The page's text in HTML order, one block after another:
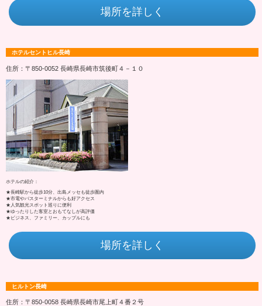
場所を詳しく
ホテルセントヒル長崎
住所：〒850-0052 長崎県長崎市筑後町４－１０
ホテルの紹介：
★長崎駅から徒歩10分、出島メッセも徒歩圏内
★市電やバスターミナルからも好アクセス
★人気観光スポット巡りに便利
★ゆったりした客室とおもてなしが高評価
★ビジネス、ファミリー、カップルにも
場所を詳しく
ヒルトン長崎
住所：〒850-0058 長崎県長崎市尾上町４番２号